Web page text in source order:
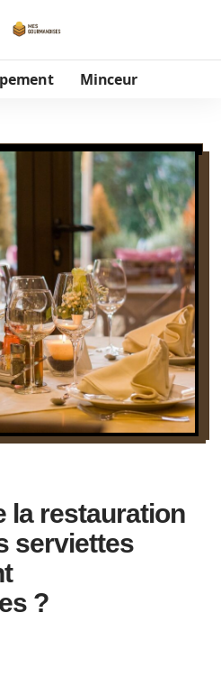
Minceur
la restauration
serviettes
?